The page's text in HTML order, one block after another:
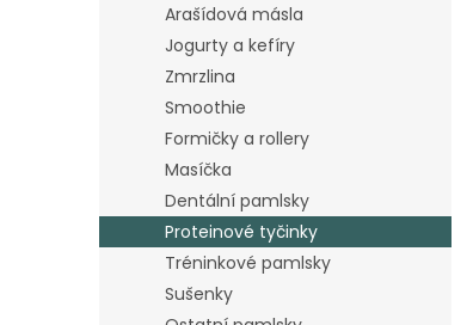
Arašídová másla
Jogurty a kefíry
Zmrzlina
Smoothie
Formičky a rollery
Masíčka
Dentální pamlsky
Proteinové tyčinky
Tréninkové pamlsky
Sušenky